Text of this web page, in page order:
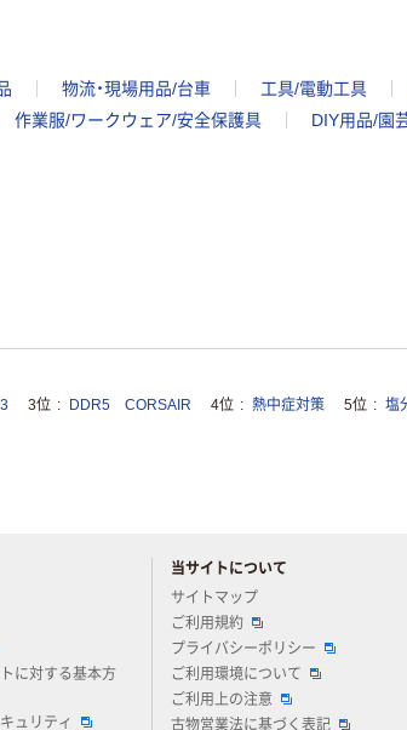
物流・現場用品/台車 工具/電動工具
作業服/ワークウェア/安全保護具 DIY用品/園
3位 DDR5 CORSAIR 4位 熱中症対策 5位 塩
に対する基本方
ュリティ
当サイトについて
サイトマップ
ご利用規約
プライバシーポリシー
ご利用環境について
ご利用上の注意
古物営業法に基づく表記